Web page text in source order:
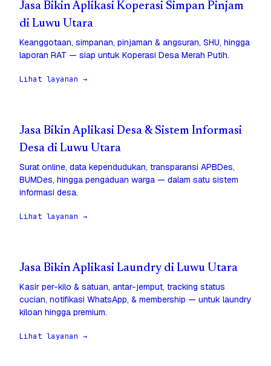
Jasa Bikin Aplikasi Koperasi Simpan Pinjam
di Luwu Utara
Keanggotaan, simpanan, pinjaman & angsuran, SHU, hingga
laporan RAT — siap untuk Koperasi Desa Merah Putih.
Lihat layanan →
Jasa Bikin Aplikasi Desa & Sistem Informasi
Desa di Luwu Utara
Surat online, data kependudukan, transparansi APBDes,
BUMDes, hingga pengaduan warga — dalam satu sistem
informasi desa.
Lihat layanan →
Jasa Bikin Aplikasi Laundry di Luwu Utara
Kasir per-kilo & satuan, antar-jemput, tracking status
cucian, notifikasi WhatsApp, & membership — untuk laundry
kiloan hingga premium.
Lihat layanan →